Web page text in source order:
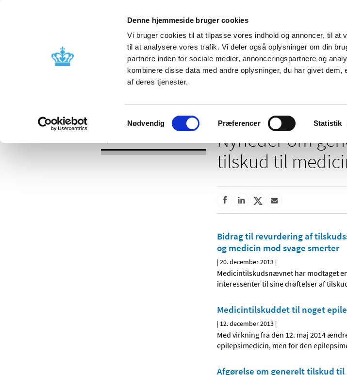
Denne hjemmeside bruger cookies
Vi bruger cookies til at tilpasse vores indhold og annoncer, til at
til at analysere vores trafik. Vi deler også oplysninger om din
partnere inden for sociale medier, annonceringspartnere og
kombinere disse data med andre oplysninger, du har givet
af deres tjenester.
Samtykkevalg
Nødvendig Præferencer Statistik
Godkendelse og
Bivirkninger og
produktinformation
Tilskud og
Nyheder om
tilskud til
Bidrag til revurdering af
og medicin mod svage smerter
|20. december 2013 |
Medicintilskudsnævnet har modtaget
interessenter til sine drøftelser af
Medicintilskuddet til noget
| 12. december 2013 |
Med virkning fra den 12. maj 2014
epilepsimedicin, men for den
Afgørelse om generelt tilskud til